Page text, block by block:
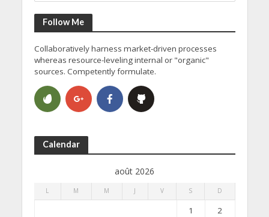
Follow Me
Collaboratively harness market-driven processes
whereas resource-leveling internal or "organic"
sources. Competently formulate.
Calendar
août 2026
L M M J V S D
1
2